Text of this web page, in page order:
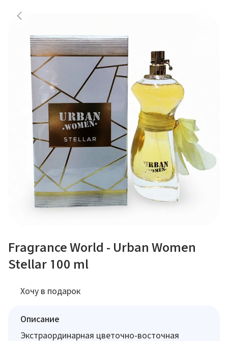
Fragrance World - Urban Women
Stellar 100 ml
Хочу в подарок
Описание
Экстраординарная цветочно-восточная